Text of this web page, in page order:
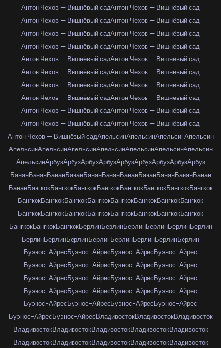
Антон Чехов — Вишнёвый садАнтон Чехов — Вишнёвый сад
Антон Чехов — Вишнёвый садАнтон Чехов — Вишнёвый сад
Антон Чехов — Вишнёвый садАнтон Чехов — Вишнёвый сад
Антон Чехов — Вишнёвый садАнтон Чехов — Вишнёвый сад
Антон Чехов — Вишнёвый садАнтон Чехов — Вишнёвый сад
Антон Чехов — Вишнёвый садАнтон Чехов — Вишнёвый сад
Антон Чехов — Вишнёвый садАнтон Чехов — Вишнёвый сад
Антон Чехов — Вишнёвый садАнтон Чехов — Вишнёвый сад
Антон Чехов — Вишнёвый садАнтон Чехов — Вишнёвый сад
Антон Чехов — Вишнёвый садАнтон Чехов — Вишнёвый сад
Антон Чехов — Вишнёвый садАпельсинАпельсинАпельсинАпельсин
АпельсинАпельсинАпельсинАпельсинАпельсинАпельсинАпельсин
АпельсинАрбузАрбузАрбузАрбузАрбузАрбузАрбузАрбузАрбуз
БананБананБананБананБананБананБананБананБананБананБанан
БананБангкокБангкокБангкокБангкокБангкокБангкокБангкокБангкок
БангкокБангкокБангкокБангкокБангкокБангкокБангкокБангкок
БангкокБангкокБангкокБангкокБангкокБангкокБангкокБангкок
БангкокБангкокБангкокБерлинБерлинБерлинБерлинБерлинБерлин
БерлинБерлинБерлинБерлинБерлинБерлинБерлинБерлин
Буэнос-АйресБуэнос-АйресБуэнос-АйресБуэнос-Айрес
Буэнос-АйресБуэнос-АйресБуэнос-АйресБуэнос-Айрес
Буэнос-АйресБуэнос-АйресБуэнос-АйресБуэнос-Айрес
Буэнос-АйресБуэнос-АйресБуэнос-АйресБуэнос-Айрес
Буэнос-АйресБуэнос-АйресБуэнос-АйресБуэнос-Айрес
Буэнос-АйресБуэнос-АйресВладивостокВладивостокВладивосток
ВладивостокВладивостокВладивостокВладивостокВладивосток
ВладивостокВладивостокВладивостокВладивостокВладивосток